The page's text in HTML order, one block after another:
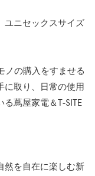
ユニセックスサイズ
ノの購入をすませる
に取り、日常の使用
蔦屋家電＆T-SITE
然を自在に楽しむ新